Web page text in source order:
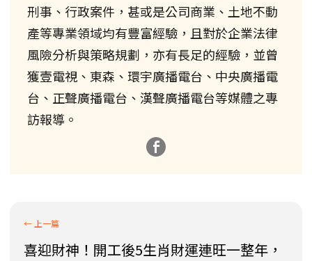
刑事、行政案件，甚或是公司商業、土地不動
產等專業領域均有豐富經驗，且對於企業法律
風險分析與策略規劃，亦有長足的經驗，並曾
獲壹電視、東森、環宇廣播電台、中央廣播電
台、正聲廣播電台、漢聲廣播電台等媒體之專
訪報導。
喜迎財神！開工後5生肖財運連旺一整年，